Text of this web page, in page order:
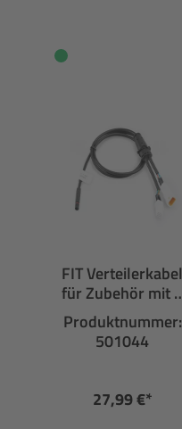
FIT Verteilerkabel
für Zubehör mit 3
Anschlüssen
Produktnummer:
501044
27,99 €*